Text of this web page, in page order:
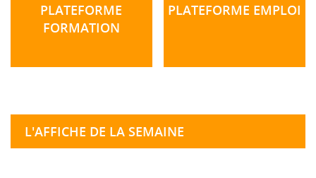
PLATEFORME
FORMATION
PLATEFORME EMPLOI
L'AFFICHE DE LA SEMAINE